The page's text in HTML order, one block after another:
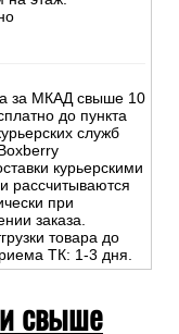
за МКАД свыше 10
до пункта
служб
курьерскими
рассчитываются
при
заказа.
товара до
ТК: 1-3 дня.
свыше